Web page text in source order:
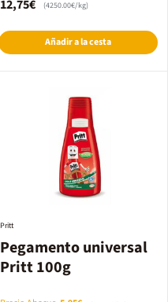
12,75€ (4250.00€/kg)
Añadir a la cesta
Pegamento universal
Pritt 100g
Pritt